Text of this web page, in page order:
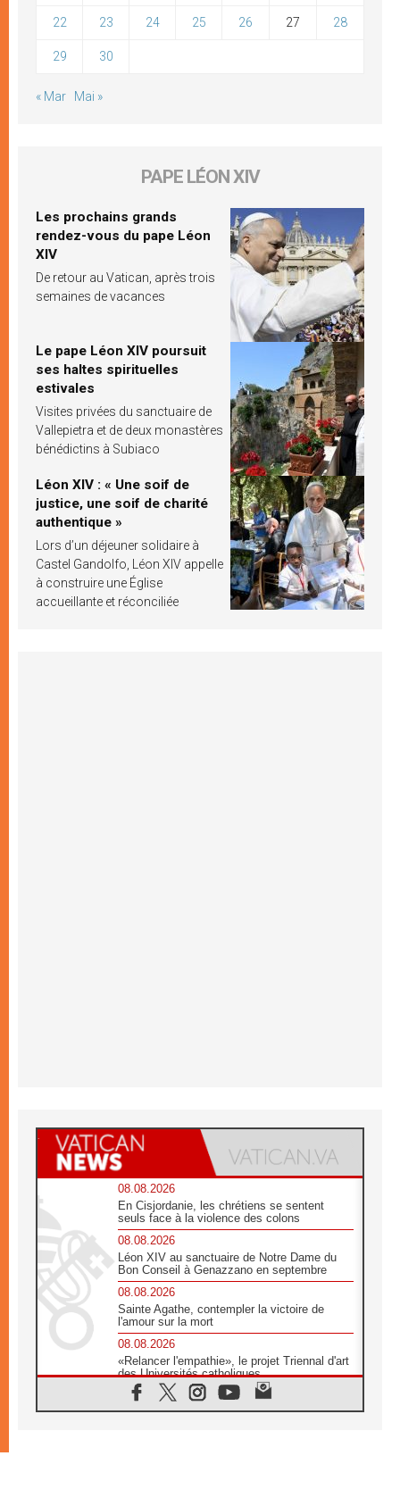
22 23 24 25 26 27 28
29 30
« Mar Mai »
PAPE LÉON XIV
Les prochains grands
rendez-vous du pape Léon
XIV
De retour au Vatican, après trois
semaines de vacances
Le pape Léon XIV poursuit
ses haltes spirituelles
estivales
Visites privées du sanctuaire de
Vallepietra et de deux monastères
bénédictins à Subiaco
Léon XIV : « Une soif de
justice, une soif de charité
authentique »
Lors d’un déjeuner solidaire à
Castel Gandolfo, Léon XIV appelle
à construire une Église
accueillante et réconciliée
08.08.2026
En Cisjordanie, les chrétiens se sentent
seuls face à la violence des colons
08.08.2026
Léon XIV au sanctuaire de Notre Dame du
Bon Conseil à Genazzano en septembre
08.08.2026
Sainte Agathe, contempler la victoire de
l'amour sur la mort
08.08.2026
«Relancer l'empathie», le projet Triennal d'art
des Universités catholiques
08.08.2026
Signis 2026, donner la parole aux religieuses